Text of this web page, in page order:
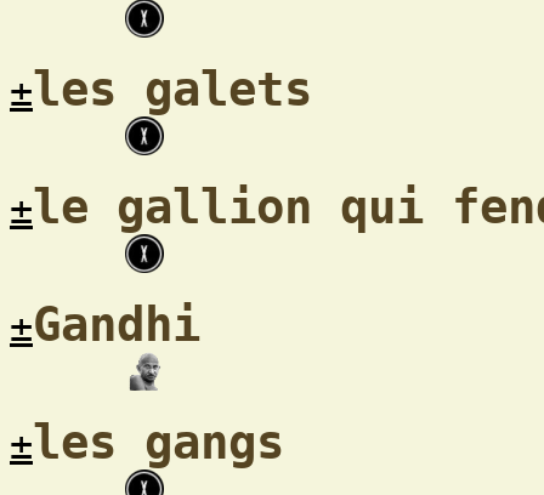
±les galets
±le gallion qui
±Gandhi
±les gangs